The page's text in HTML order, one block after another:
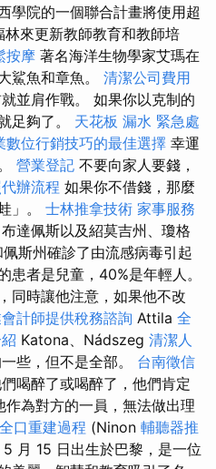
學院的一個聯合計畫將使用超
林來更新教師教育和教師培
按摩 著名海洋生物學家艾瑪在
鯊魚和章魚。 清潔公司費用
並肩作戰。 如果你以克制的
足夠了。 天花板 漏水 緊急處
數位行銷技巧的最佳選擇 幸運
營業登記 不要向家人要錢，
辦流程 如果你不借錢，那麼
」。 士林推拿技術 家事服務
達佩斯以及紹莫吉州、瓊格
斯州確診了由流感病毒引起
患者是兒童，40%是年輕人。
同時讓他注意，如果他不改
計師提供稅務諮詢 Attila 全
Katona、Nádszeg 清潔人
些，但不是全部。 台南徵信
喝醉了或喝醉了，他們肯定
作為對方的一員，無法做出理
全口重建過程 (Ninon 輔聽器推
5 月 15 日出生於巴黎，是一位